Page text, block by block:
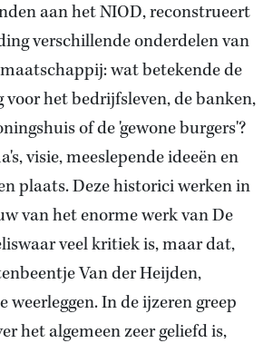
aan het NIOD, reconstrueert
verschillende onderdelen van
wat betekende de
het bedrijfsleven, de banken,
of de 'gewone burgers'?
visie, meeslepende ideeën en
plaats. Deze historici werken in
van het enorme werk van De
veel kritiek is, maar dat,
Van der Heijden,
In de ijzeren greep
het algemeen zeer geliefd is,